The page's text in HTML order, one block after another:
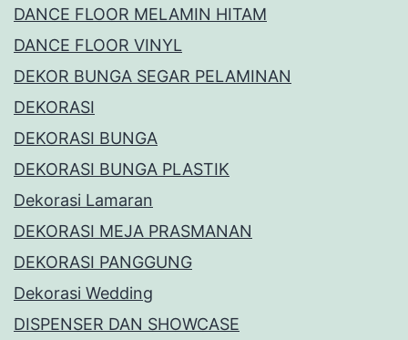
DANCE FLOOR MELAMIN HITAM
DANCE FLOOR VINYL
DEKOR BUNGA SEGAR PELAMINAN
DEKORASI
DEKORASI BUNGA
DEKORASI BUNGA PLASTIK
Dekorasi Lamaran
DEKORASI MEJA PRASMANAN
DEKORASI PANGGUNG
Dekorasi Wedding
DISPENSER DAN SHOWCASE